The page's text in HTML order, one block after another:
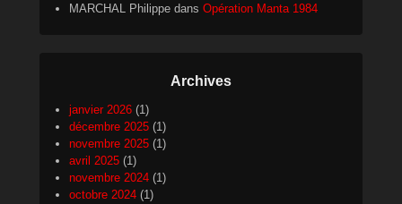
MARCHAL Philippe dans Opération Manta 1984
Archives
janvier 2026 (1)
décembre 2025 (1)
novembre 2025 (1)
avril 2025 (1)
novembre 2024 (1)
octobre 2024 (1)